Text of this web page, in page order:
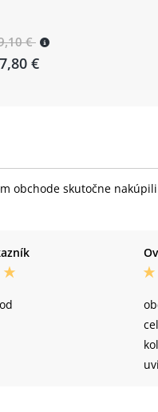
€
€
obchode skutočne
kolekcii